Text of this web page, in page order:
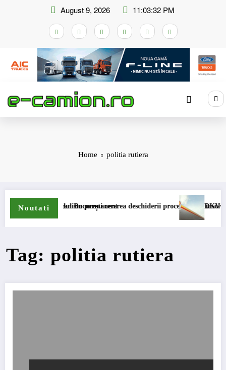
August 9, 2026 11:03:32 PM
Home politia rutiera
Noutati
în mecanism permanent
Tribunalul București cererea deschiderii procedurii de insolvență
DKV Mobility și
Tag: politia rutiera